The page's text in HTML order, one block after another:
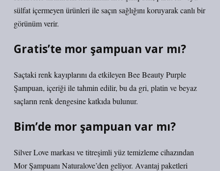
sülfat içermeyen ürünleri ile saçın sağlığını koruyarak canlı bir
görünüm verir.
Gratis’te mor şampuan var mı?
Saçtaki renk kayıplarını da etkileyen Bee Beauty Purple
Şampuan, içeriği ile tahmin edilir, bu da gri, platin ve beyaz
saçların renk dengesine katkıda bulunur.
Bim’de mor şampuan var mı?
Silver Love markası ve titreşimli yüz temizleme cihazından
Mor Şampuanı Naturalove’den geliyor. Avantaj paketleri